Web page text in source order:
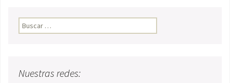
Buscar:
Nuestras redes: